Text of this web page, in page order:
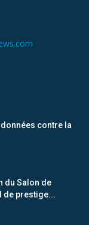
contre la
du Salon de
de prestige...